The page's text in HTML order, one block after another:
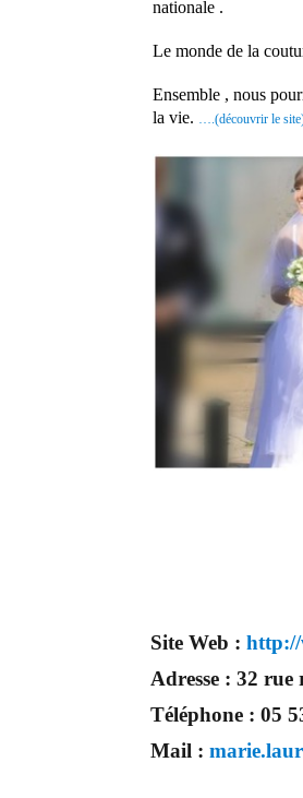
nationale .
Le monde de la
Ensemble , nous
la vie. ….(découvrir le
Site Web :http://
Adresse :32 rue
Téléphone :05
Mail :